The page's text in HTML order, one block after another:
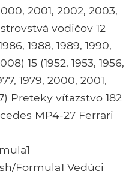
2001, 2002, 2003,
vodičov 12
1988, 1989, 1990,
15 (1952, 1953, 1956,
1979, 2000, 2001,
Preteky víťazstvo 182
MP4-27 Ferrari
Formula1 Vedúci